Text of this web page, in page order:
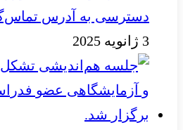
دسترسی به آدرس
3 ژانویه 2025